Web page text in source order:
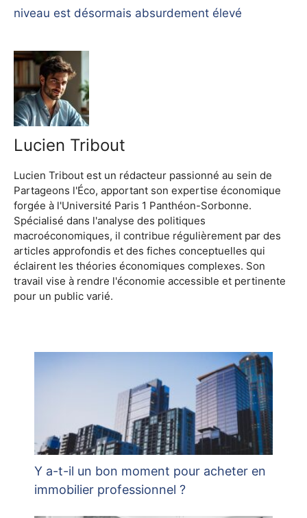
niveau est désormais absurdement élevé
Lucien Tribout
Lucien Tribout est un rédacteur passionné au sein de
Partageons l'Éco, apportant son expertise économique
forgée à l'Université Paris 1 Panthéon-Sorbonne.
Spécialisé dans l'analyse des politiques
macroéconomiques, il contribue régulièrement par des
articles approfondis et des fiches conceptuelles qui
éclairent les théories économiques complexes. Son
travail vise à rendre l'économie accessible et pertinente
pour un public varié.
Y a-t-il un bon moment pour acheter en
immobilier professionnel ?